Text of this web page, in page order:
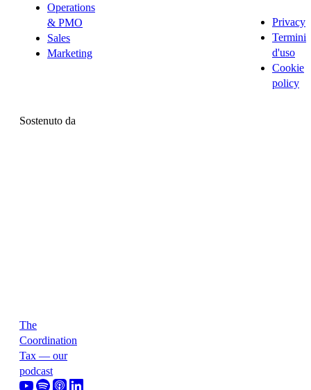
Operations
& PMO
Sales
Marketing
Privacy
Termini
d'uso
Cookie
policy
Sostenuto da
The
Coordination
Tax — our
podcast